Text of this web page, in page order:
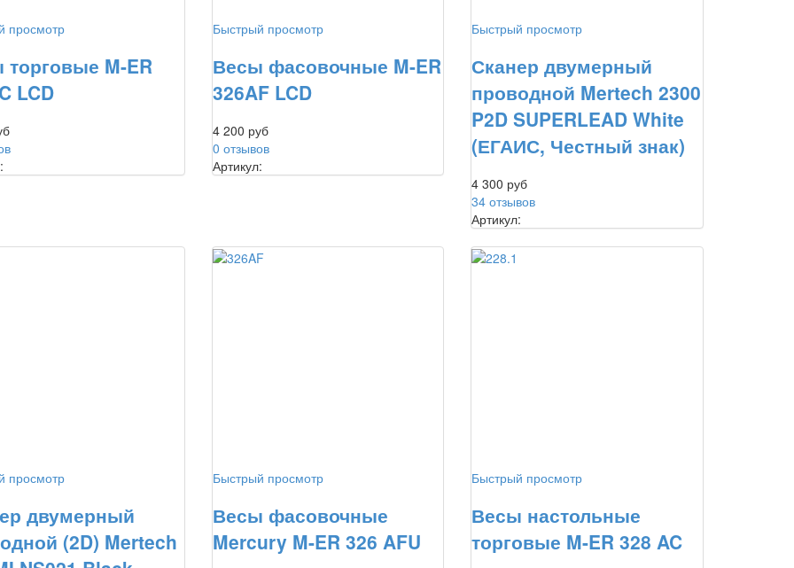
просмотр
M-ER
LCD
Быстрый просмотр
Весы фасовочные M-ER
326AF LCD
4 200 руб
0 отзывов
Артикул:
Быстрый просмотр
Сканер двумерный
проводной Mertech 2300
P2D SUPERLEAD White
(ЕГАИС, Честный знак)
4 300 руб
34 отзывов
Артикул:
просмотр
двумерный
(2D) Mertech
Быстрый просмотр
Весы фасовочные
Mercury M-ER 326 AFU
Быстрый просмотр
Весы настольные
торговые M-ER 328 AC